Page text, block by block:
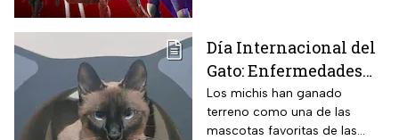
Apple en junio a las reglas de
su App Store brasileña para
cumplir con requisitos de las
autoridades locales.
Día Internacional del
Gato: Enfermedades
más comunes y cómo
cuidar a estos felinos
Los michis han ganado
terreno como una de las
mascotas favoritas de las